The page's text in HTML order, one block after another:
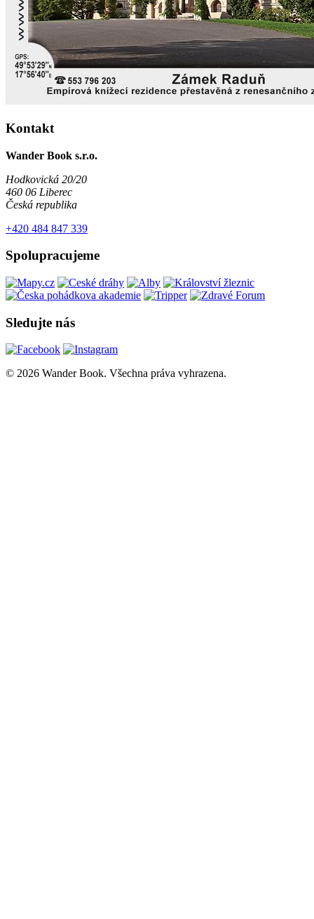
Kontakt
Wander Book s.r.o.
Hodkovická 20/20
460 06 Liberec
Česká republika
+420 484 847 339
Spolupracujeme
Sledujte nás
© 2026 Wander Book. Všechna práva vyhrazena.